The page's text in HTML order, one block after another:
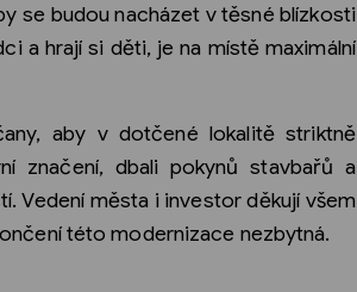
se budou nacházet v těsné blízkosti
a hrají si děti, je na místě maximální
aby v dotčené lokalitě striktně
značení, dbali pokynů stavbařů a
Vedení města i investor děkují všem
této modernizace nezbytná.